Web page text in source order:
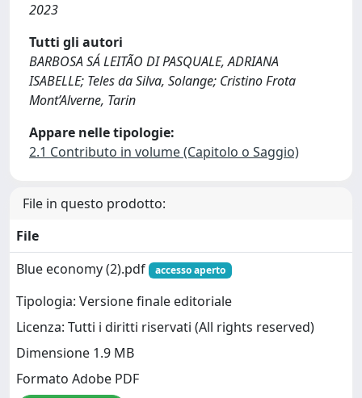
2023
Tutti gli autori
BARBOSA SÁ LEITÃO DI PASQUALE, ADRIANA
ISABELLE; Teles da Silva, Solange; Cristino Frota
Mont’Alverne, Tarin
Appare nelle tipologie:
2.1 Contributo in volume (Capitolo o Saggio)
File in questo prodotto:
File
Blue economy (2).pdf
accesso aperto
Tipologia: Versione finale editoriale
Licenza: Tutti i diritti riservati (All rights reserved)
Dimensione 1.9 MB
Formato Adobe PDF